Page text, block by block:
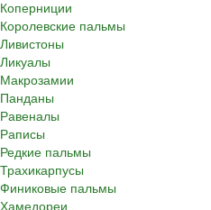
Коперниции
Королевские пальмы
Ливистоны
Ликуалы
Макрозамии
Панданы
Равеналы
Раписы
Редкие пальмы
Трахикарпусы
Финиковые пальмы
Хамедореи